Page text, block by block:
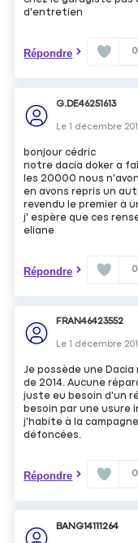
d'entretien
Répondre 0
G.DE46251613
Le1 décembre
bonjour cédric
notre dacia doker a
les 20000 nous
en avons repris un
revendu le premier à
j' espère que ces
eliane
Répondre 0
FRAN46423552
Le1 décembre
Je possède une
de 2014. Aucune
juste eu besoin d'un
besoin par une usure
j'habite à la
défoncées.
Répondre 0
BANG14111264